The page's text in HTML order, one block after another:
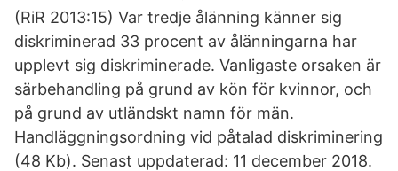
(RiR 2013:15) Var tredje ålänning känner sig
diskriminerad 33 procent av ålänningarna har
upplevt sig diskriminerade. Vanligaste orsaken är
särbehandling på grund av kön för kvinnor, och
på grund av utländskt namn för män.
Handläggningsordning vid påtalad diskriminering
(48 Kb). Senast uppdaterad: 11 december 2018.